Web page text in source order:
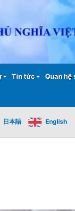
nội
Tin tức Quan hệ
日本語 English